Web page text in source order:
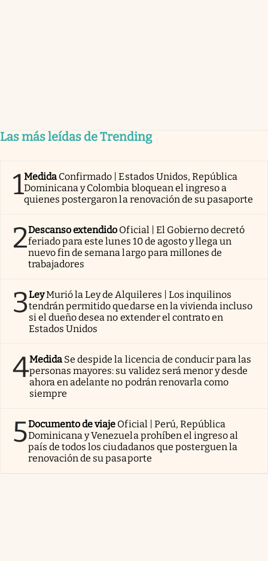
Las más leídas de Trending
1Medida Confirmado | Estados Unidos, República
Dominicana y Colombia bloquean el ingreso a
quienes postergaron la renovación de su pasaporte
2Descanso extendido Oficial | El Gobierno decretó
feriado para este lunes 10 de agosto y llega un
nuevo fin de semana largo para millones de
trabajadores
3LeyMurió la Ley de Alquileres | Los inquilinos
tendrán permitido quedarse en la vivienda incluso
si el dueño desea no extender el contrato en
Estados Unidos
4Medida Se despide la licencia de conducir para las
personas mayores: su validez será menor y desde
ahora en adelante no podrán renovarla como
siempre
5Documento de viaje Oficial | Perú, República
Dominicana y Venezuela prohíben el ingreso al
país de todos los ciudadanos que posterguen la
renovación de su pasaporte